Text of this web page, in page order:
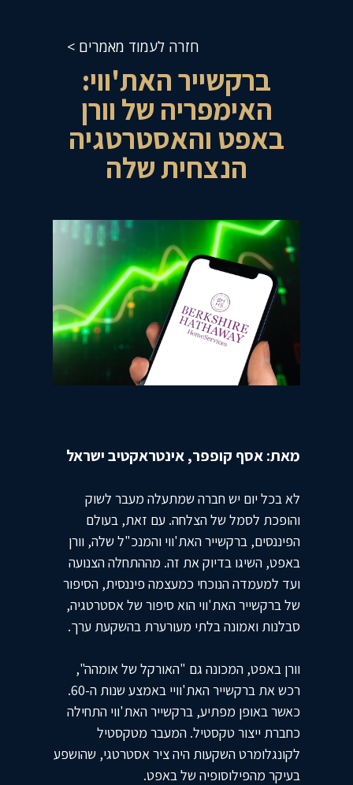
חזרה לעמוד מאמרים >
ברקשייר האת'ווי:
האימפריה של וורן
באפט והאסטרטגיה
הנצחית שלה
מאת: אסף קופפר, אינטראקטיב ישראל
לא בכל יום יש חברה שמתעלה מעבר לשוק
והופכת לסמל של הצלחה. עם זאת, בעולם
הפיננסים, ברקשייר האת'ווי והמנכ"ל שלה, וורן
באפט, השיגו בדיוק את זה. מההתחלה הצנועה
ועד למעמדה הנוכחי כמעצמה פיננסית, הסיפור
של ברקשייר האת'ווי הוא סיפור של אסטרטגיה,
סבלנות ואמונה בלתי מעורערת בהשקעת ערך.
וורן באפט, המכונה גם "האורקל של אומהה",
רכש את ברקשייר האת'וויי באמצע שנות ה-60.
כאשר באופן מפתיע, ברקשייר האת'ווי התחילה
כחברת ייצור טקסטיל. המעבר מטקסטיל
לקונגלומרט השקעות היה ציר אסטרטגי, שהושפע
בעיקר מהפילוסופיה של באפט.